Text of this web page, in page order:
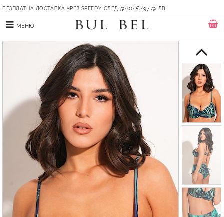
БЕЗПЛАТНА ДОСТАВКА ЧРЕЗ SPEEDY СЛЕД 50.00 €/97.79 ЛВ.
МЕНЮ